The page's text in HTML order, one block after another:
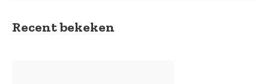
Recent bekeken